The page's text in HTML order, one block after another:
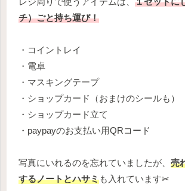
チ）ごと持ち運び！
・コイントレイ
・電卓
・マスキングテープ
・ショップカード（おまけのシールも）
・ショップカード立て
・paypayのお支払い用QRコード
写真にいれるのを忘れていましたが、 売
するノートとハサミも入れています✂